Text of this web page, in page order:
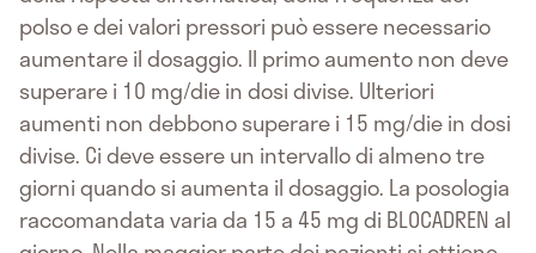
polso e dei valori pressori può essere necessario
aumentare il dosaggio. Il primo aumento non deve
superare i 10 mg/die in dosi divise. Ulteriori
aumenti non debbono superare i 15 mg/die in dosi
divise. Ci deve essere un intervallo di almeno tre
giorni quando si aumenta il dosaggio. La posologia
raccomandata varia da 15 a 45 mg di BLOCADREN al